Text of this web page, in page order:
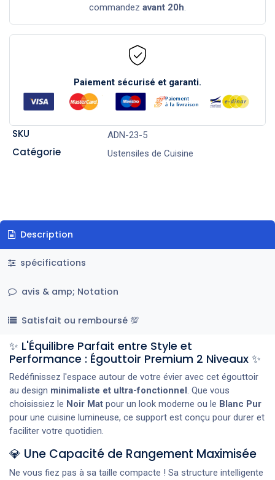
commandez avant 20h.
Paiement sécurisé et garanti.
SKU ADN-23-5
Catégorie Ustensiles de Cuisine
Description
spécifications
avis & amp; Notation
Satisfait ou remboursé 💯
✨ L'Équilibre Parfait entre Style et
Performance : Égouttoir Premium 2 Niveaux ✨
Redéfinissez l'espace autour de votre évier avec cet égouttoir
au design minimaliste et ultra-fonctionnel . Que vous
choisissiez le Noir Mat pour un look moderne ou le Blanc Pur
pour une cuisine lumineuse, ce support est conçu pour durer et
faciliter votre quotidien.
💎 Une Capacité de Rangement Maximisée
Ne vous fiez pas à sa taille compacte ! Sa structure intelligente